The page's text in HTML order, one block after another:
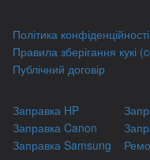
Політика конфіденційності
Правила зберігання кукі
Публічний договір
Заправка HP
Заправка Canon
Заправка Samsung